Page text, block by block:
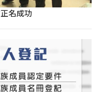
名成功